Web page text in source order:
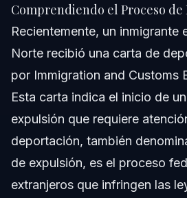
terceros países a los inmigrantes?
Fuentes y Referencias
Comprendiendo el Proceso
Recientemente, un inmigrante
Norte recibió una carta de
por Immigration and Customs
Esta carta indica el inicio de
expulsión que requiere
deportación, también
de expulsión, es el proceso
extranjeros que infringen las